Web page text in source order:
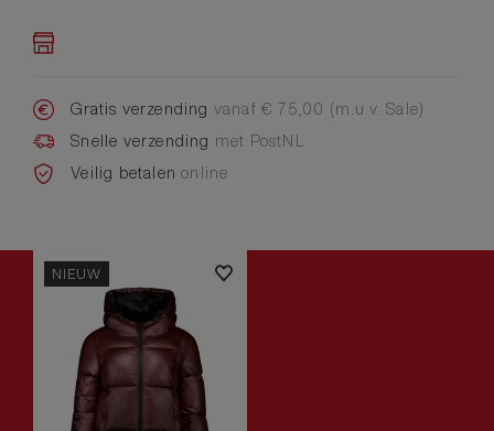
Gratis verzending vanaf € 75,00 (m.u.v. Sale)
Snelle verzending met PostNL
Veilig betalenonline
NIEUW